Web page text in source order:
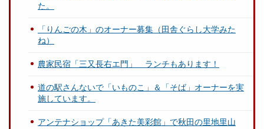
た。
「りんごの木」のオーナー募集（田舎ぐらし大学みた
ね）
農家民宿「三又長右エ門」 ランチもあります！
道の駅さんないで「いものこ」＆「そば」オーナーを実
施しています。
アンテナショップ「あきた美彩館」で秋田の里地里山